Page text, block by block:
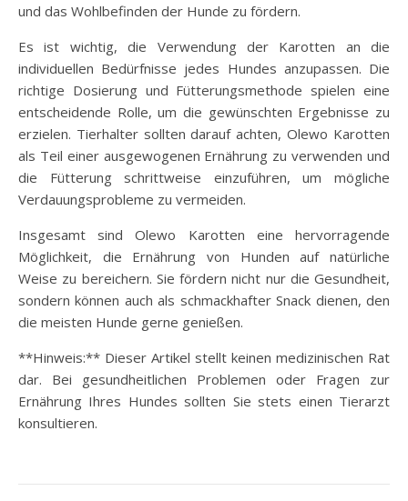
und das Wohlbefinden der Hunde zu fördern.
Es ist wichtig, die Verwendung der Karotten an die
individuellen Bedürfnisse jedes Hundes anzupassen. Die
richtige Dosierung und Fütterungsmethode spielen eine
entscheidende Rolle, um die gewünschten Ergebnisse zu
erzielen. Tierhalter sollten darauf achten, Olewo Karotten
als Teil einer ausgewogenen Ernährung zu verwenden und
die Fütterung schrittweise einzuführen, um mögliche
Verdauungsprobleme zu vermeiden.
Insgesamt sind Olewo Karotten eine hervorragende
Möglichkeit, die Ernährung von Hunden auf natürliche
Weise zu bereichern. Sie fördern nicht nur die Gesundheit,
sondern können auch als schmackhafter Snack dienen, den
die meisten Hunde gerne genießen.
**Hinweis:** Dieser Artikel stellt keinen medizinischen Rat
dar. Bei gesundheitlichen Problemen oder Fragen zur
Ernährung Ihres Hundes sollten Sie stets einen Tierarzt
konsultieren.